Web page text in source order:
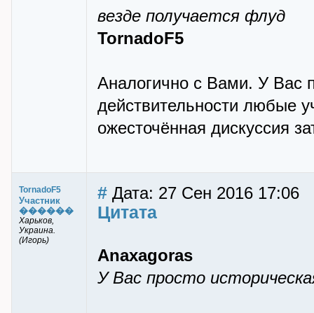
везде получается флуд
TornadoF5
Аналогично с Вами. У Вас
действительности любые
ожесточённая дискуссия
TornadoF5
Участник
������
Харьков,
Украина.
(Игорь)
# Дата: 27 Сен 2016 17:06
Цитата
Anaxagoras
У Вас просто